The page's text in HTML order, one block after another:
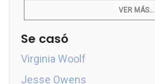
VER MÁS...
Se casó
Virginia Woolf
Jesse Owens